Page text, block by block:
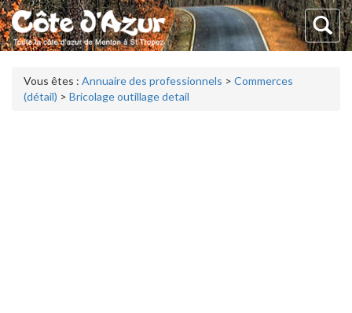
Vous êtes : Annuaire des professionnels > Commerces
(détail) > Bricolage outillage detail